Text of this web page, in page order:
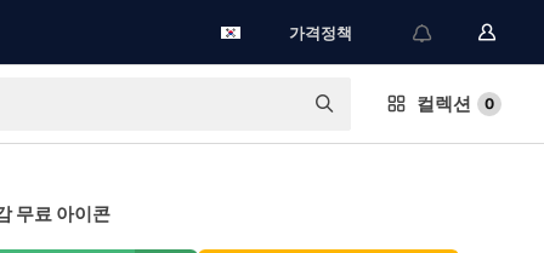
가격정책
컬렉션 0
무료 아이콘